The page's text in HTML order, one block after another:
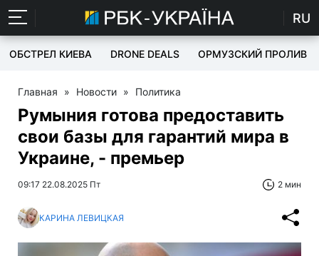
RU
ОБСТРЕЛ КИЕВА DRONE DEALS ОРМУЗСКИЙ ПРОЛИВ
Главная » Новости » Политика
Румыния готова предоставить
свои базы для гарантий мира в
Украине, - премьер
09:17 22.08.2025 Пт 2 мин
КАРИНА ЛЕВИЦКАЯ